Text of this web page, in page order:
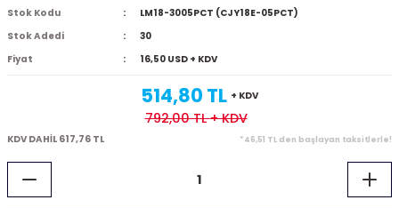
Stok Kodu
LM18-3005PCT (CJY18E-05PCT)
Stok Adedi
30
Fiyat
16,50 USD + KDV
514,80 TL + KDV
792,00 TL+ KDV
KDV DAHİL 617,76 TL *46,51 TL den başlayan taksitlerle!